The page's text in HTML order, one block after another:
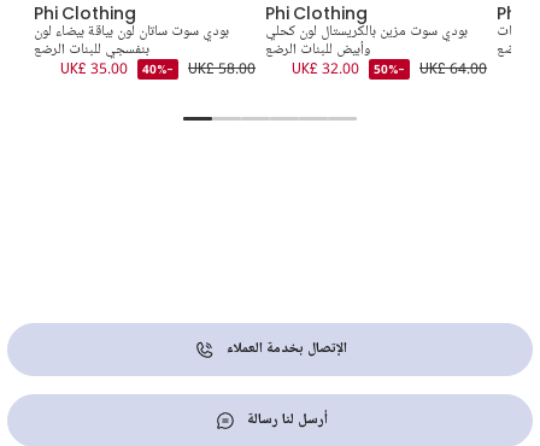
Phi Clothing
بودي سوت ساتان لون بياقة بيضاء لون
بنفسجي للبنات الرضع
UK£ 58.00
-40%
UK£ 35.00
Phi Clothing
بودي سوت مزين بالكريستال لون كحلي
وأبيض للبنات الرضع
UK£ 64.00
-50%
UK£ 32.00
Phi
الرضع
الإتصال بخدمة العملاء
أرسل لنا رسالة